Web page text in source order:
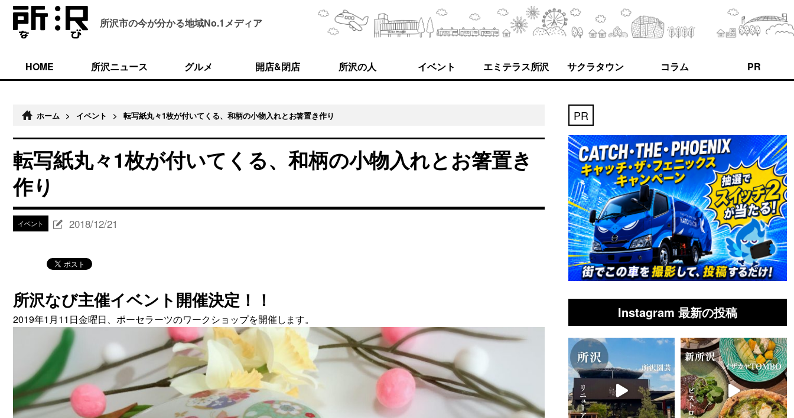
所沢市の今が分かる地域No.1メディア
HOME 所沢ニュース グルメ 開店&閉店 所沢の人 イベント エミテラス所沢 サクラタウン コラム PR
ホーム > イベント > 転写紙丸々1枚が付いてくる、和柄の小物入れとお箸置き作り
転写紙丸々1枚が付いてくる、和柄の小物入れとお箸置き
作り
イベント 2018/12/21
所沢なび主催イベント開催決定！！
2019年1月11日金曜日、ポーセラーツのワークショップを開催します。
PR
Instagram 最新の投稿